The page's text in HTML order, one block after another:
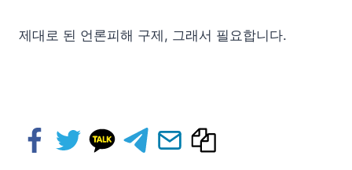
제대로 된 언론피해 구제, 그래서 필요합니다.